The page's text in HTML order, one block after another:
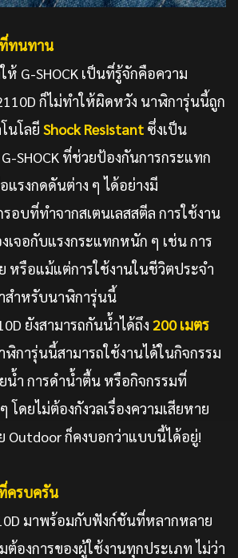
ที่ทนทาน
G-SHOCK เป็นที่รู้จักคือความ
ก็ไม่ทำให้ผิดหวัง นาฬิการุ่นนี้ถูก
นโลยี Shock Resistant ซึ่งเป็น
SHOCK ที่ช่วยป้องกันการกระแทก
รงกดดันต่าง ๆ ได้อย่างมี
อบที่ทำจากสเตนเลสสตีล การใช้งาน
จอกับแรงกระแทกหนัก ๆ เช่น การ
หรือแม้แต่การใช้งานในชีวิตประจำ
สำหรับนาฬิการุ่นนี้
ยังสามารถกันน้ำได้ถึง 200 เมตร
การุ่นนี้สามารถใช้งานได้ในกิจกรรม
น้ำ การดำน้ำตื้น หรือกิจกรรมที่
โดยไม่ต้องกังวลเรื่องความเสียหาย
Outdoor ก็คงบอกว่าแบบนี้ได้อยู่!
ครบครัน
มาพร้อมกับฟังก์ชันที่หลากหลาย
องการของผู้ใช้งานทุกประเภท ไม่ว่า